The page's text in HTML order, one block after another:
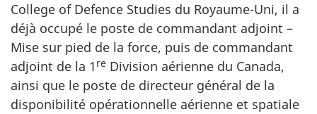
College of Defence Studies du Royaume-Uni, il a
déjà occupé le poste de commandant adjoint –
Mise sur pied de la force, puis de commandant
adjoint de la 1 re Division aérienne du Canada,
ainsi que le poste de directeur général de la
disponibilité opérationnelle aérienne et spatiale